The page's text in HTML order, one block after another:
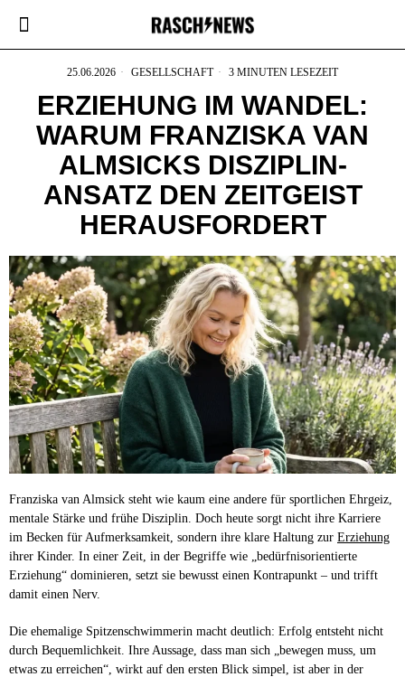
25.06.2026 GESELLSCHAFT 3 MINUTEN LESEZEIT
ERZIEHUNG IM WANDEL:
WARUM FRANZISKA VAN
ALMSICKS DISZIPLIN-
ANSATZ DEN ZEITGEIST
HERAUSFORDERT
Franziska van Almsick steht wie kaum eine andere für sportlichen Ehrgeiz,
mentale Stärke und frühe Disziplin. Doch heute sorgt nicht ihre Karriere
im Becken für Aufmerksamkeit, sondern ihre klare Haltung zur Erziehung
ihrer Kinder. In einer Zeit, in der Begriffe wie „bedürfnisorientierte
Erziehung“ dominieren, setzt sie bewusst einen Kontrapunkt – und trifft
damit einen Nerv.
Die ehemalige Spitzenschwimmerin macht deutlich: Erfolg entsteht nicht
durch Bequemlichkeit. Ihre Aussage, dass man sich „bewegen muss, um
etwas zu erreichen“, wirkt auf den ersten Blick simpel, ist aber in der